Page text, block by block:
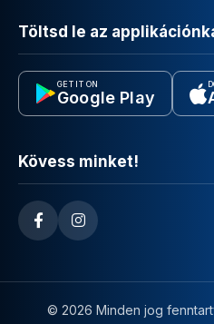
Töltsd le az
GET IT ON
Google Play
Kövess minket!
© 2026 Minden jog